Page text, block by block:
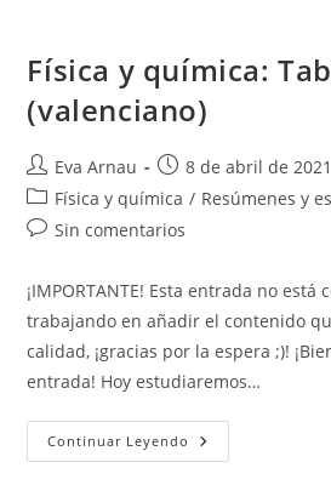
Física y química:
(valenciano)
Autor
de
la
entrada:
Eva Arnau
Publicación
de
entrada:
8 de abril de 2021
Categoría
de
Física y química / Resúmenes y
Comentarios
la
entrada:
Sin comentarios
¡IMPORTANTE! Esta entrada no está
trabajando en añadir el contenido
calidad, ¡gracias por la espera ;)!
entrada! Hoy estudiaremos…
Continuar Leyendo Física
Y